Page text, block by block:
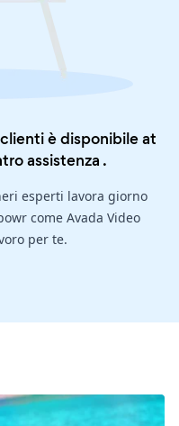
è disponibile at
assistenza .
esperti lavora giorno
come Avada Video
per te.